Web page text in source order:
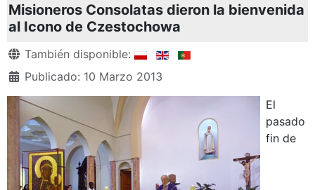
Misioneros Consolatas dieron la bienvenida
al Icono de Czestochowa
Detalles
También disponible:
Publicado: 10 Marzo 2013
El
pasado
fin de